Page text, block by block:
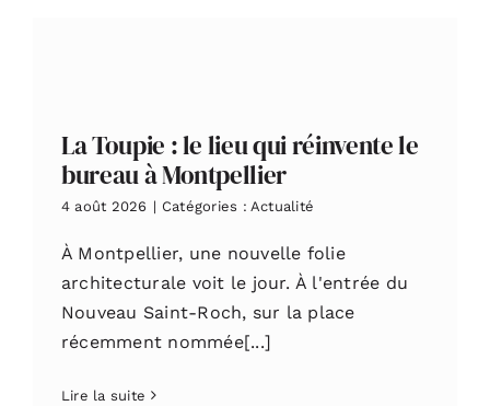
La Toupie : le lieu qui réinvente le
bureau à Montpellier
4 août 2026 | Catégories : Actualité
À Montpellier, une nouvelle folie
architecturale voit le jour. À l'entrée du
Nouveau Saint-Roch, sur la place
récemment nommée[...]
Lire la suite